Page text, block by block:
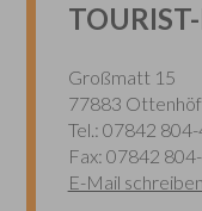
Großmatt 15
77883
Tel.: 07842
Fax: 07842
E-Mail schreiben